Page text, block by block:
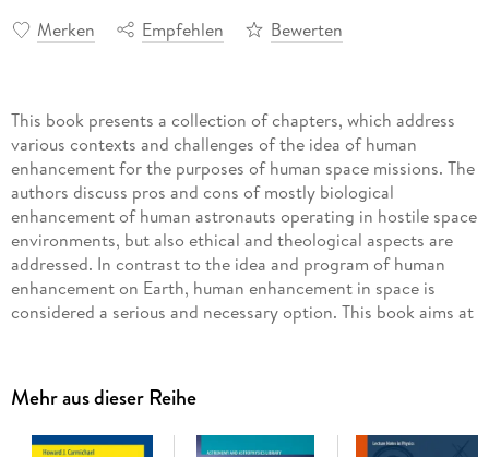
Merken Empfehlen Bewerten
This book presents a collection of chapters, which address
various contexts and challenges of the idea of human
enhancement for the purposes of human space missions. The
authors discuss pros and cons of mostly biological
enhancement of human astronauts operating in hostile space
environments, but also ethical and theological aspects are
addressed. In contrast to the idea and program of human
enhancement on Earth, human enhancement in space is
considered a serious and necessary option. This book aims at
Inhaltsverzeichnis
Mehr aus dieser Reihe